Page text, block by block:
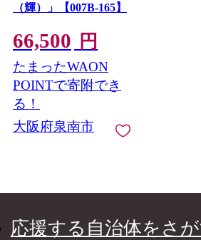
（輝）」【007B-165】
66,500 円
たまったWAON
POINTで寄附でき
る！
大阪府泉南市
応援する自治体をさ